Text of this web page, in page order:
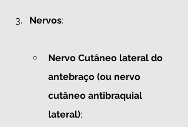
Nervos:
Nervo Cutâneo lateral do
antebraço (ou nervo
cutâneo antibraquial
lateral):